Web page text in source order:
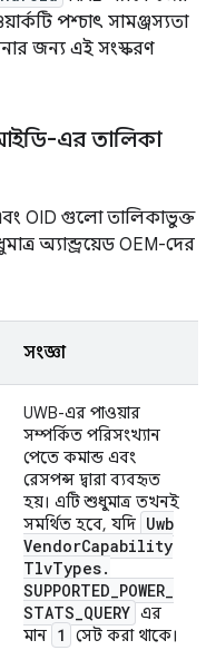
পশ্চাৎ সামঞ্জস্যতা
জন্য এই সংস্করণ
এর তালিকা
OID গুলো তালিকাভুক্ত
অ্যান্ড্রয়েড OEM-দের
সংজ্ঞা
UWB-এর পাওয়ার
সম্পর্কিত পরিসংখ্যান
পেতে কমান্ড এবং
রেসপন্স দ্বারা ব্যবহৃত
হয়। এটি শুধুমাত্র তখনই
সমর্থিত হবে, যদি Uwb
VendorCapability
TlvTypes.
SUPPORTED_POWER_
STATS_QUERY এর
মান 1 সেট করা থাকে।